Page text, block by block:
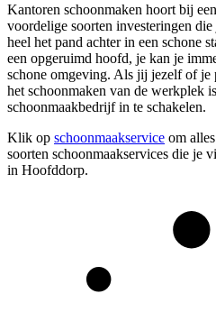
Kantoren schoonmaken hoort bij
voordelige soorten investeringen
heel het pand achter in een schone
een opgeruimd hoofd, je kan je
schone omgeving. Als jij jezelf of je
het schoonmaken van de werkplek
schoonmaakbedrijf in te schakelen.
Klik op schoonmaakservice om
soorten schoonmaakservices die je
in Hoofddorp.